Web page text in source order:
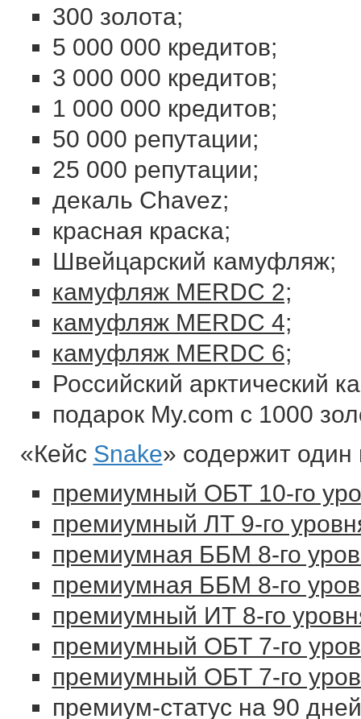
300 золота;
5 000 000 кредитов;
3 000 000 кредитов;
1 000 000 кредитов;
50 000 репутации;
25 000 репутации;
декаль Chavez;
красная краска;
Швейцарский камуфляж;
камуфляж MERDC 2;
камуфляж MERDC 4;
камуфляж MERDC 6;
Российский арктический
подарок My.com с 1000
«Кейс Snake» содержит
премиумный ОБТ 10-го
премиумный ЛТ 9-го
премиумная ББМ 8-го
премиумная ББМ 8-го
премиумный ИТ 8-го
премиумный ОБТ 7-го
премиумный ОБТ 7-го
премиум-статус на 90